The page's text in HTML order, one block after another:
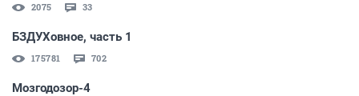
2075 33
БЗДУХовное, часть 1
175781 702
Мозгодозор-4